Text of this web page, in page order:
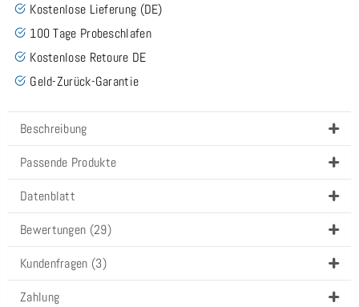
Kostenlose Lieferung (DE)
100 Tage Probeschlafen
Kostenlose Retoure DE
Geld-Zurück-Garantie
Beschreibung
Passende Produkte
Datenblatt
Bewertungen (29)
Kundenfragen (3)
Zahlung